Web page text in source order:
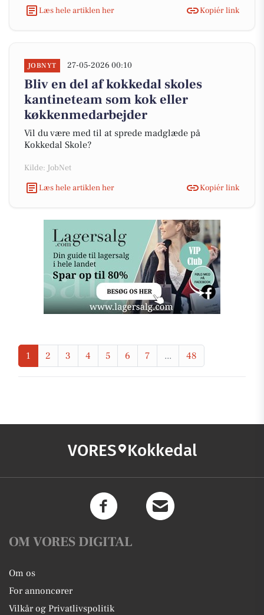
Læs hele artiklen her
Kopiér link
JOBNYT 27-05-2026 00:10
Bliv en del af kokkedal skoles
kantineteam som kok eller
køkkenmedarbejder
Vil du være med til at sprede madglæde på
Kokkedal Skole?
Kilde: JobNet
Læs hele artiklen her
Kopiér link
1 2 3 4 5 6 7 ... 48
VORES Kokkedal
OM VORES DIGITAL
Om os
For annoncører
Vilkår og Privatlivspolitik